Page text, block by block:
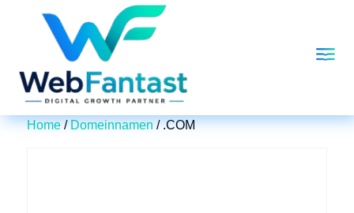
Website laten maken
360° virtual tour laten maken
Contact
Home/Domeinnamen/ .COM